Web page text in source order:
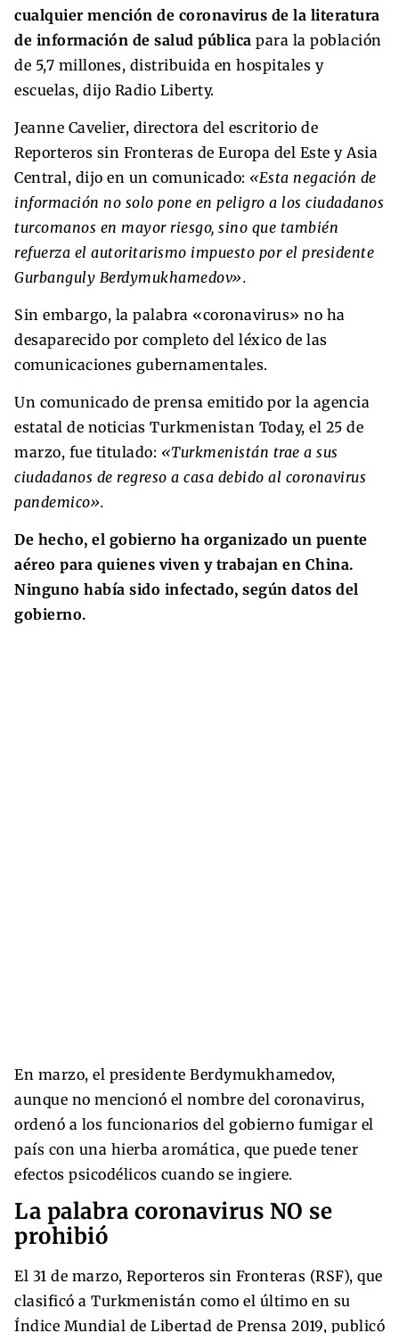
cualquier mención de coronavirus de la literatura
de información de salud pública para la población
de 5,7 millones, distribuida en hospitales y
escuelas, dijo Radio Liberty.
Jeanne Cavelier, directora del escritorio de
Reporteros sin Fronteras de Europa del Este y Asia
Central, dijo en un comunicado: «Esta negación de
información no solo pone en peligro a los ciudadanos
turcomanos en mayor riesgo, sino que también
refuerza el autoritarismo impuesto por el presidente
Gurbanguly Berdymukhamedov».
Sin embargo, la palabra «coronavirus» no ha
desaparecido por completo del léxico de las
comunicaciones gubernamentales.
Un comunicado de prensa emitido por la agencia
estatal de noticias Turkmenistan Today, el 25 de
marzo, fue titulado: «Turkmenistán trae a sus
ciudadanos de regreso a casa debido al coronavirus
pandemico».
De hecho, el gobierno ha organizado un puente
aéreo para quienes viven y trabajan en China.
Ninguno había sido infectado, según datos del
gobierno.
En marzo, el presidente Berdymukhamedov,
aunque no mencionó el nombre del coronavirus,
ordenó a los funcionarios del gobierno fumigar el
país con una hierba aromática, que puede tener
efectos psicodélicos cuando se ingiere.
La palabra coronavirus NO se
prohibió
El 31 de marzo, Reporteros sin Fronteras (RSF), que
clasificó a Turkmenistán como el último en su
Índice Mundial de Libertad de Prensa 2019, publicó